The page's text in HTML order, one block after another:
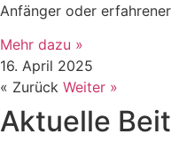
Anfänger oder
Mehr dazu »
16. April 2025
« Zurück Weiter »
Aktuelle